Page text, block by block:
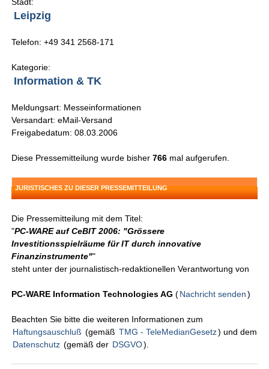
Leipzig
Telefon: +49 341 2568-171
Kategorie:
Information & TK
Meldungsart: Messeinformationen
Versandart: eMail-Versand
Freigabedatum: 08.03.2006
Diese Pressemitteilung wurde bisher766 mal aufgerufen.
JURISTISCHES ZU DIESER PRESSEMITTEILUNG
Die Pressemitteilung mit dem Titel:
"PC-WARE auf CeBIT 2006: "Grössere
Investitionsspielräume für IT durch innovative
Finanzinstrumente""
steht unter der journalistisch-redaktionellen Verantwortung von
PC-WARE Information Technologies AG (Nachricht senden )
Beachten Sie bitte die weiteren Informationen zum
Haftungsauschluß (gemäß TMG - TeleMedianGesetz) und dem
Datenschutz (gemäß der DSGVO).